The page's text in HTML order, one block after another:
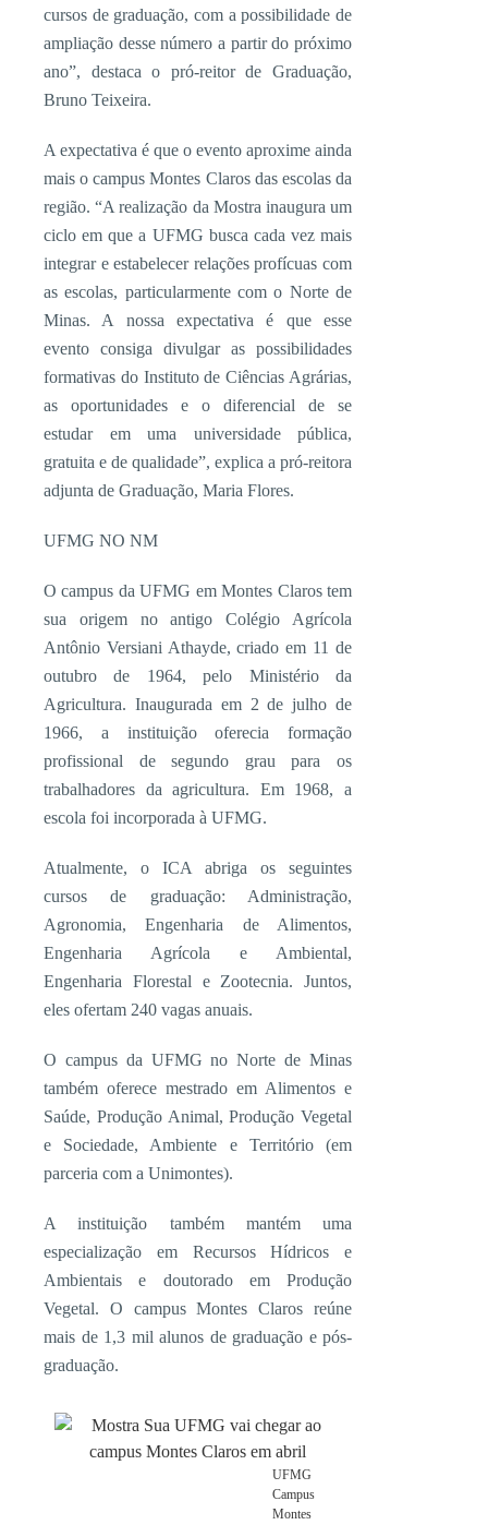
cursos de graduação, com a possibilidade de
ampliação desse número a partir do próximo
ano”, destaca o pró-reitor de Graduação,
Bruno Teixeira.
A expectativa é que o evento aproxime ainda
mais o campus Montes Claros das escolas da
região. “A realização da Mostra inaugura um
ciclo em que a UFMG busca cada vez mais
integrar e estabelecer relações profícuas com
as escolas, particularmente com o Norte de
Minas. A nossa expectativa é que esse
evento consiga divulgar as possibilidades
formativas do Instituto de Ciências Agrárias,
as oportunidades e o diferencial de se
estudar em uma universidade pública,
gratuita e de qualidade”, explica a pró-reitora
adjunta de Graduação, Maria Flores.
UFMG NO NM
O campus da UFMG em Montes Claros tem
sua origem no antigo Colégio Agrícola
Antônio Versiani Athayde, criado em 11 de
outubro de 1964, pelo Ministério da
Agricultura. Inaugurada em 2 de julho de
1966, a instituição oferecia formação
profissional de segundo grau para os
trabalhadores da agricultura. Em 1968, a
escola foi incorporada à UFMG.
Atualmente, o ICA abriga os seguintes
cursos de graduação: Administração,
Agronomia, Engenharia de Alimentos,
Engenharia Agrícola e Ambiental,
Engenharia Florestal e Zootecnia. Juntos,
eles ofertam 240 vagas anuais.
O campus da UFMG no Norte de Minas
também oferece mestrado em Alimentos e
Saúde, Produção Animal, Produção Vegetal
e Sociedade, Ambiente e Território (em
parceria com a Unimontes).
A instituição também mantém uma
especialização em Recursos Hídricos e
Ambientais e doutorado em Produção
Vegetal. O campus Montes Claros reúne
mais de 1,3 mil alunos de graduação e pós-
graduação.
UFMG
Campus
Montes